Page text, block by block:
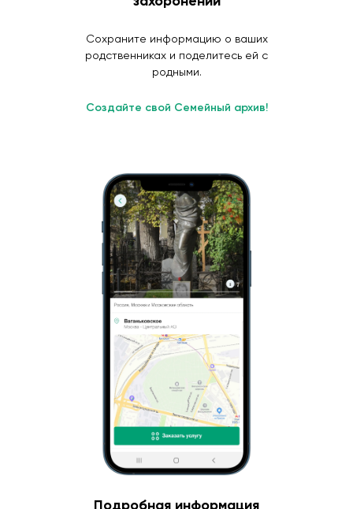
Сохраните информацию о ваших
родственниках и поделитесь ей с
родными.
Создайте свой Семейный архив!
Подробная информация